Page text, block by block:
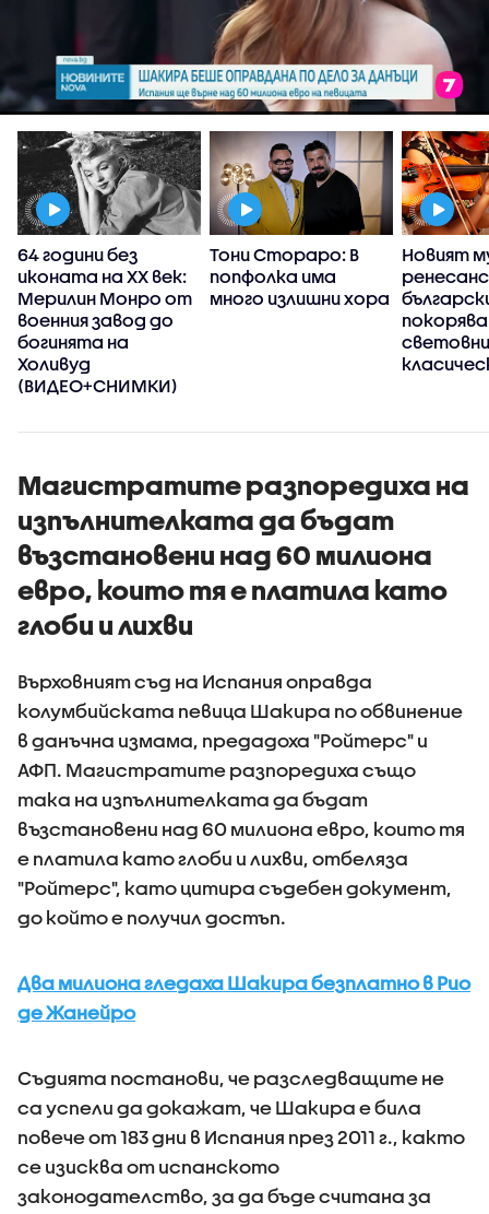
64 години без
иконата на XX век:
Мерилин Монро от
военния завод до
богинята на
Холивуд
(ВИДЕО+СНИМКИ)
Тони Стораро: В
попфолка има
много излишни хора
Новият
Магистратите разпоредиха на
изпълнителката да бъдат
възстановени над 60 милиона
евро, които тя е платила като
глоби и лихви
Върховният съд на Испания оправда
колумбийската певица Шакира по обвинение
в данъчна измама, предадоха "Ройтерс" и
АФП. Магистратите разпоредиха също
така на изпълнителката да бъдат
възстановени над 60 милиона евро, които тя
е платила като глоби и лихви, отбеляза
"Ройтерс", като цитира съдебен документ,
до който е получил достъп.
Два милиона гледаха Шакира безплатно в Рио
де Жанейро
Съдията постанови, че разследващите не
са успели да докажат, че Шакира е била
повече от 183 дни в Испания през 2011 г., както
се изисква от испанското
законодателство, за да бъде считана за